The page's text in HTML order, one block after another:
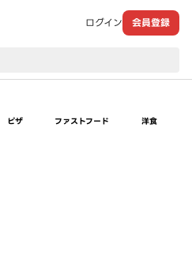
ログイン 会員登録
ピザ ファストフード 洋食